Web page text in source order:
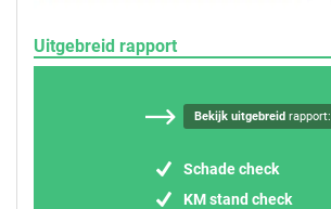
Uitgebreid rapport
Bekijk uitgebreidrapport:
Schade check
KM stand check